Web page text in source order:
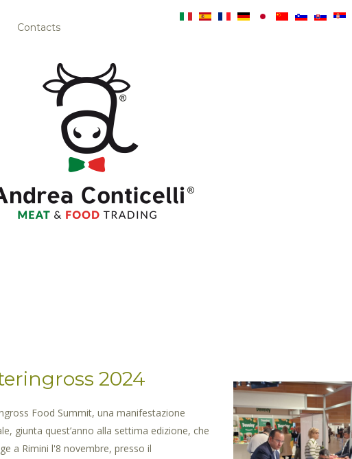
Contacts
2024
Food Summit, una manifestazione
giunta quest’anno alla settima edizione, che
a Rimini l'8 novembre, presso il